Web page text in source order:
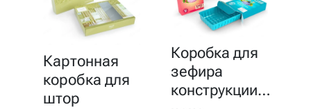
Картонная
коробка для
штор
Коробка для
зефира
конструкции…